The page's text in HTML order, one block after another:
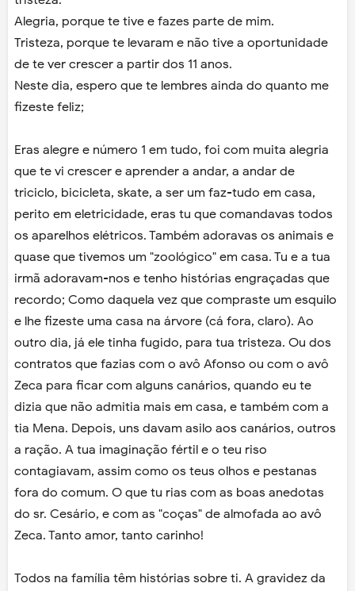
Alegria, porque te tive e fazes parte de mim.
Tristeza, porque te levaram e não tive a oportunidade
de te ver crescer a partir dos 11 anos.
Neste dia, espero que te lembres ainda do quanto me
fizeste feliz;
Eras alegre e número 1 em tudo, foi com muita alegria
que te vi crescer e aprender a andar, a andar de
triciclo, bicicleta, skate, a ser um faz-tudo em casa,
perito em eletricidade, eras tu que comandavas todos
os aparelhos elétricos. Também adoravas os animais e
quase que tivemos um "zoológico" em casa. Tu e a tua
irmã adoravam-nos e tenho histórias engraçadas que
recordo; Como daquela vez que compraste um esquilo
e lhe fizeste uma casa na árvore (cá fora, claro). Ao
outro dia, já ele tinha fugido, para tua tristeza. Ou dos
contratos que fazias com o avô Afonso ou com o avô
Zeca para ficar com alguns canários, quando eu te
dizia que não admitia mais em casa, e também com a
tia Mena. Depois, uns davam asilo aos canários, outros
a ração. A tua imaginação fértil e o teu riso
contagiavam, assim como os teus olhos e pestanas
fora do comum. O que tu rias com as boas anedotas
do sr. Cesário, e com as "coças" de almofada ao avô
Zeca. Tanto amor, tanto carinho!
Todos na família têm histórias sobre ti. A gravidez da